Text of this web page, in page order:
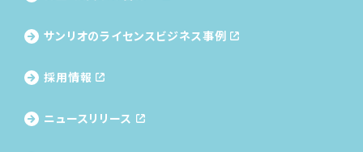
サンリオのライセンス ビジネス事例
採用情報
ニュースリリース